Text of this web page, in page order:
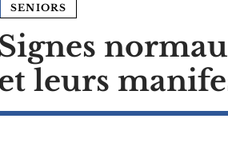
SENIORS
Signes
leurs